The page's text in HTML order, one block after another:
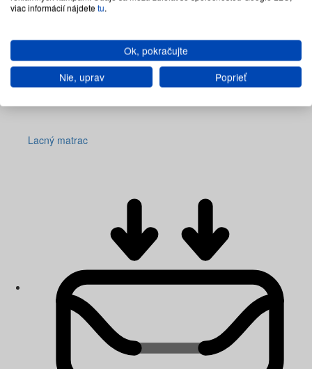
Lacný matrac
viac informácií nájdetetu.
Ok, pokračujte
Nie, uprav
Poprieť